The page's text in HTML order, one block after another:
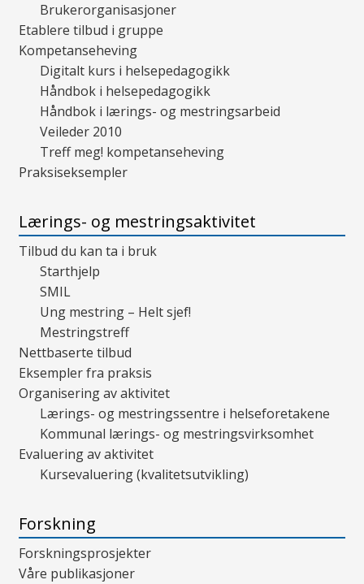
Brukerorganisasjoner
Etablere tilbud i gruppe
Kompetanseheving
Digitalt kurs i helsepedagogikk
Håndbok i helsepedagogikk
Håndbok i lærings- og mestringsarbeid
Veileder 2010
Treff meg! kompetanseheving
Praksiseksempler
Lærings- og mestringsaktivitet
Tilbud du kan ta i bruk
Starthjelp
SMIL
Ung mestring – Helt sjef!
Mestringstreff
Nettbaserte tilbud
Eksempler fra praksis
Organisering av aktivitet
Lærings- og mestringssentre i helseforetakene
Kommunal lærings- og mestringsvirksomhet
Evaluering av aktivitet
Kursevaluering (kvalitetsutvikling)
Forskning
Forskningsprosjekter
Våre publikasjoner